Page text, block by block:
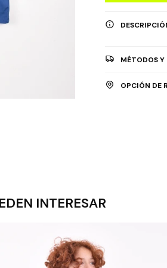
MÉTODOS Y
OPCIÓN DE
INTERESAR